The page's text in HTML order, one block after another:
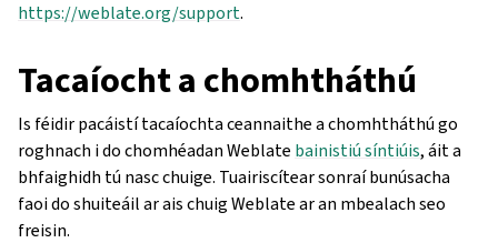
https://weblate.org/support.
Tacaíocht a chomhtháthú
Is féidir pacáistí tacaíochta ceannaithe a chomhtháthú go
roghnach i do chomhéadan Weblate bainistiú síntiúis, áit a
bhfaighidh tú nasc chuige. Tuairiscítear sonraí bunúsacha
faoi do shuiteáil ar ais chuig Weblate ar an mbealach seo
freisin.